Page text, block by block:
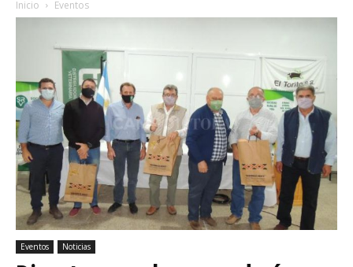
Inicio Eventos
Eventos Noticias